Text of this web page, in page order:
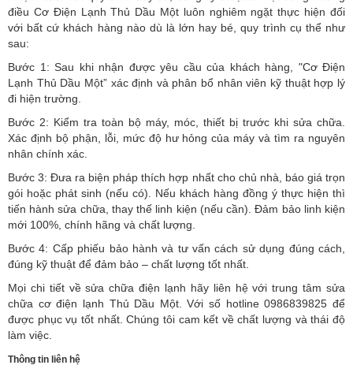
điều Cơ Điện Lạnh Thủ Dầu Một luôn nghiêm ngặt thực hiện đối
với bất cứ khách hàng nào dù là lớn hay bé, quy trình cụ thể như
sau:
Bước 1: Sau khi nhận được yêu cầu của khách hàng, "Cơ Điện
Lạnh Thủ Dầu Một” xác định và phân bổ nhân viên kỹ thuật hợp lý
đi hiện trường.
Bước 2: Kiểm tra toàn bộ máy, móc, thiết bị trước khi sửa chữa.
Xác định bộ phận, lỗi, mức độ hư hỏng của máy và tìm ra nguyên
nhân chính xác.
Bước 3: Đưa ra biện pháp thích hợp nhất cho chủ nhà, báo giá trọn
gói hoặc phát sinh (nếu có). Nếu khách hàng đồng ý thực hiện thì
tiến hành sửa chữa, thay thế linh kiện (nếu cần). Đảm bảo linh kiện
mới 100%, chính hãng và chất lượng.
Bước 4: Cấp phiếu bảo hành và tư vấn cách sử dụng đúng cách,
đúng kỹ thuật để đảm bảo – chất lượng tốt nhất.
Mọi chi tiết về sửa chữa điện lạnh hãy liên hệ với trung tâm sửa
chữa cơ điện lạnh Thủ Dầu Một. Với số hotline 0986839825 để
được phục vụ tốt nhất. Chúng tôi cam kết về chất lượng và thái độ
làm việc.
Thông tin liên hệ